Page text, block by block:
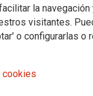
la navegación
visitantes.
o configurarlas o
cookies
laboral Otros sectores